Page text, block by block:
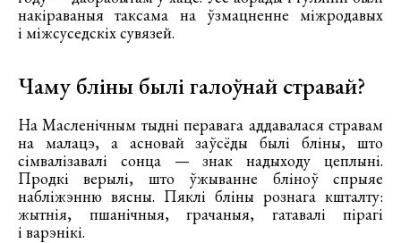
накіраваныя таксама на ўзмацненне міжродавых
і міжсуседскіх сувязей.
Чаму бліны былі галоўнай стравай?
На Масленічным тыдні перавага аддавалася стравам
на малацэ, а асновай заўсёды былі бліны, што
сімвалізавалі сонца — знак надыходу цеплыні.
Продкі верылі, што ўжыванне бліноў спрыяе
набліжэнню вясны. Пяклі бліны рознага кшталту:
жытнія, пшанічныя, грачаныя, гатавалі пірагі
і варэнікі.